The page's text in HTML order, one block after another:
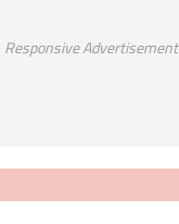
Responsive Advertisement